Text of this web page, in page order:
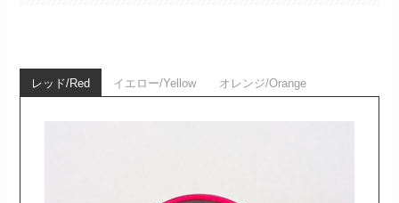
レッド/Red イエロー/Yellow オレンジ/Orange